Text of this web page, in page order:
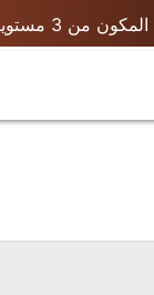
لمدة يوم واحد في